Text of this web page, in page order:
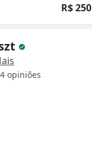
R$ 250
opiniões